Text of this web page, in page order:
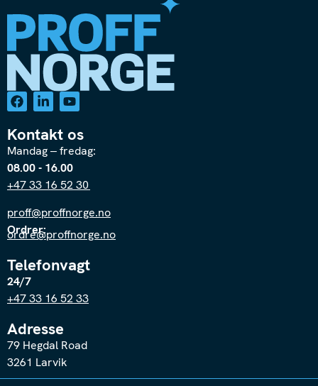
Kontakt os
Mandag – fredag:
08.00 - 16.00
+47 33 16 52 30
proff@proffnorge.no
Ordrer:
ordre@proffnorge.no
Telefonvagt
24/7
+47 33 16 52 33
Adresse
79 Hegdal Road
3261 Larvik